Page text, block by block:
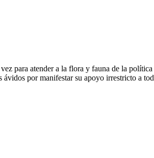
vez para atender a la flora y fauna de la
por manifestar su apoyo irrestricto a